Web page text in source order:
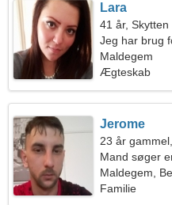
Lara
41 år, Skytten
Jeg har brug
Maldegem
Ægteskab
Jerome
23 år
Mand søger
Maldegem,
Familie